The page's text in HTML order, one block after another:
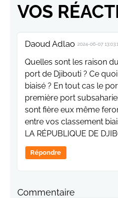
VOS
Daoud Adlao 2024-06-07
Quelles sont les raison
port de Djibouti ? Ce
biaisé ? En tout cas le
première port
sont fière eux même
entre vos classement
LA RÉPUBLIQUE DE
Répondre
Commentaire